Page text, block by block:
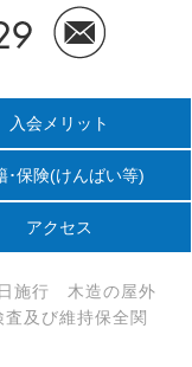
入会メリット
･保険(けんばい等)
アクセス
施行 木造の屋外
及び維持保全関